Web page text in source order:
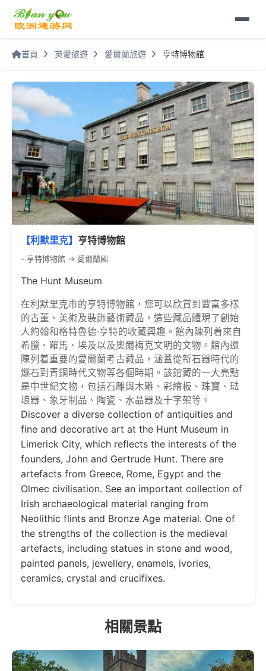
首頁 英愛旅遊 愛爾蘭旅遊 亨特博物館
【利默里克】 亨特博物館
- 亨特博物館 -> 愛爾蘭國
The Hunt Museum
在利默里克市的亨特博物館，您可以欣賞到豐富多樣
的古董、美術及裝飾藝術藏品，這些藏品體現了創始
人約翰和格特魯德·亨特的收藏興趣。館內陳列着來自
希臘、羅馬、埃及以及奧爾梅克文明的文物。館內還
陳列着重要的愛爾蘭考古藏品，涵蓋從新石器時代的
燧石到青銅時代文物等各個時期。該館藏的一大亮點
是中世紀文物，包括石雕與木雕、彩繪板、珠寶、琺
琅器、象牙制品、陶瓷、水晶器及十字架等。
Discover a diverse collection of antiquities and
fine and decorative art at the Hunt Museum in
Limerick City, which reflects the interests of the
founders, John and Gertrude Hunt. There are
artefacts from Greece, Rome, Egypt and the
Olmec civilisation. See an important collection of
Irish archaeological material ranging from
Neolithic flints and Bronze Age material. One of
the strengths of the collection is the medieval
artefacts, including statues in stone and wood,
painted panels, jewellery, enamels, ivories,
ceramics, crystal and crucifixes.
相關景點